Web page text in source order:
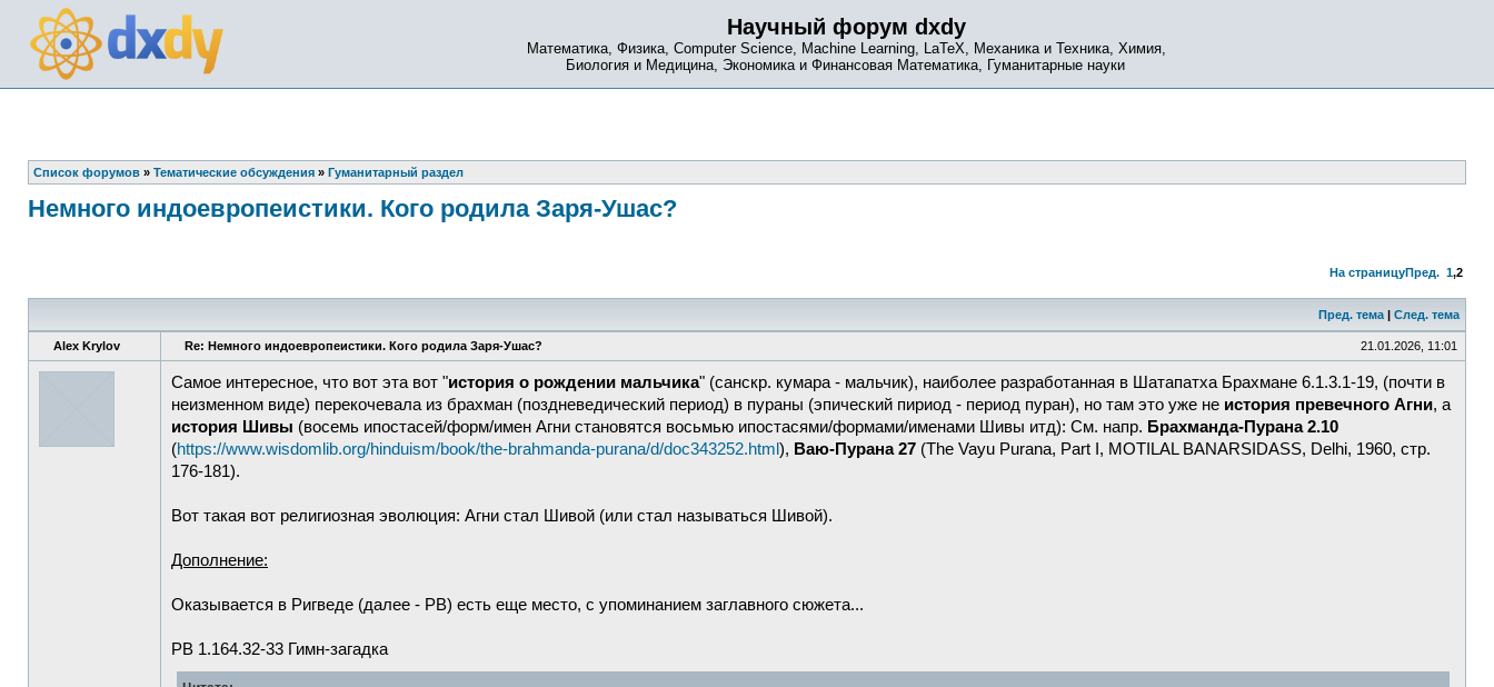
Научный форум dxdy
Математика, Физика, Computer Science, Machine Learning, LaTeX, Механика и Техника, Химия,
Биология и Медицина, Экономика и Финансовая Математика, Гуманитарные науки
Список форумов » Тематические обсуждения » Гуманитарный раздел
Немного индоевропеистики. Кого родила Заря-Ушас?
На страницуПред. 1,2
Пред. тема | След. тема
Alex Krylov Re: Немного индоевропеистики. Кого родила Заря-Ушас? 21.01.2026, 11:01
Самое интересное, что вот эта вот "история о рождении мальчика" (санскр. кумара - мальчик), наиболее разработанная в Шатапатха Брахмане 6.1.3.1-19, (почти в
неизменном виде) перекочевала из брахман (поздневедический период) в пураны (эпический пириод - период пуран), но там это уже не история превечного Агни, а
история Шивы (восемь ипостасей/форм/имен Агни становятся восьмью ипостасями/формами/именами Шивы итд): См. напр. Брахманда-Пурана 2.10
(https://www.wisdomlib.org/hinduism/book/the-brahmanda-purana/d/doc343252.html ), Ваю-Пурана 27 (The Vayu Purana, Part I, MOTILAL BANARSIDASS, Delhi, 1960, стр.
176-181).
Вот такая вот религиозная эволюция: Агни стал Шивой (или стал называться Шивой).
Дополнение:
Оказывается в Ригведе (далее - РВ) есть еще место, с упоминанием заглавного сюжета...
РВ 1.164.32-33 Гимн-загадка